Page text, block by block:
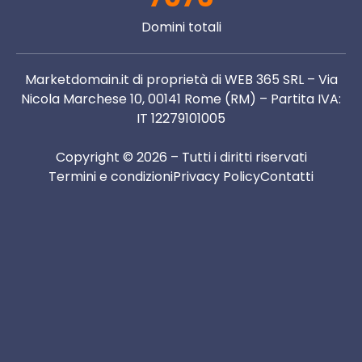
Domini totali
Marketdomain.it di proprietà di WEB 365 SRL – Via
Nicola Marchese 10, 00141 Rome (RM) – Partita IVA:
IT 12279101005
Copyright © 2026 – Tutti i diritti riservati
Termini e condizioniPrivacy PolicyContatti